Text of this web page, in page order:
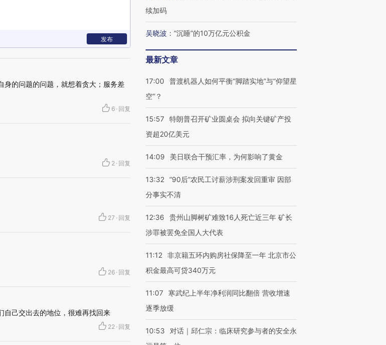
发布
身的问题的问题，就想着贪大；服务差
6 · 回复
2 · 回复
27 · 回复
26 · 回复
自己交出去的地位，很难再找回来
22 · 回复
续加码
吴晓波 ： “沉睡”的10万亿元公积金
最新文章
17:00
普渡机器人如何平衡“脚踏实地”与“仰望星
空”？
15:57 特朗普召开矿业圆桌会 拟向关键矿产投
资超20亿美元
14:09 美日联合干预汇率，为何影响了黄金
13:32 “90后”农民工讨薪涉刑案发回重审 因部
分事实不清
12:36
贵州山脚树矿难致16人死亡近三年 矿长
涉罪被罢免全国人大代表
11:12 非京籍五环内购房社保降至一年 北京市公
积金最高可贷340万元
11:07
寒武纪上半年净利润同比翻倍 营收增速
逐季放缓
10:53
对话｜邱仁宗：临床研究参与者的安全永